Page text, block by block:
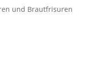
und Brautfrisuren